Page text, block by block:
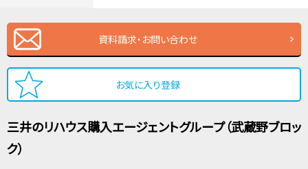
資料請求・お問い合わせ
お気に入り登録
三井のリハウス購入エージェントグループ（武蔵野ブロッ
ク）